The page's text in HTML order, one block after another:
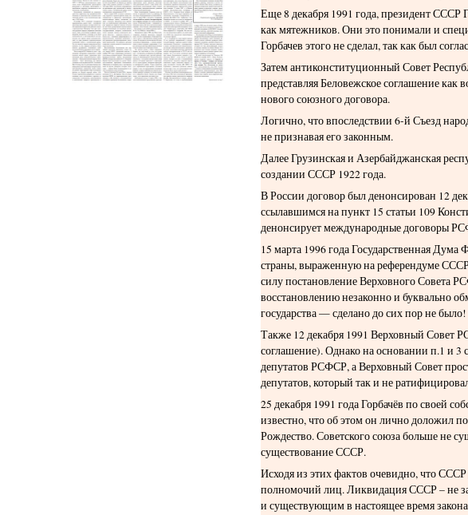
Еще 8 декабря 1991 года, президент СССР
как мятежников. Они это понимали и
Горбачев этого не сделал, так как был
Затем антиконституционный Совет
представляя Беловежское соглашение
нового союзного договора.
Логично, что впоследствии 6-й Съезд
не признавая его законным.
Далее Грузинская и Азербайджанская
создании СССР 1922 года.
В России договор был денонсирован 12
ссылавшимся на пункт 15 статьи 109
денонсирует международные договоры
15 марта 1996 года Государственная
страны, выраженную на референдуме
силу постановление Верховного Совета
восстановлению незаконно и буквально
государства — сделано до сих пор не было!
Также 12 декабря 1991 Верховный Совет
соглашение). Однако на основании п.1 и
депутатов РСФСР, а Верховный Совет
депутатов, который так и не
25 декабря 1991 года Горбачёв по своей
известно, что об этом он лично доложил
Рождество. Советского союза больше не
существование СССР.
Исходя из этих фактов очевидно, что
полномочий лиц. Ликвидация СССР – не
и существующим в настоящее время